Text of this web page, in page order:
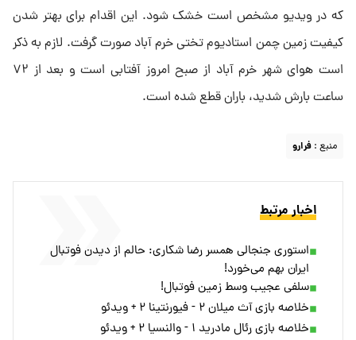
که در ویدیو مشخص است خشک شود. این اقدام برای بهتر شدن
کیفیت زمین چمن استادیوم تختی خرم آباد صورت گرفت. لازم به ذکر
است هوای شهر خرم آباد از صبح امروز آفتابی است و بعد از ۷۲
ساعت بارش شدید، باران قطع شده است.
منبع : فرارو
اخبار مرتبط
استوری جنجالی همسر رضا شکاری: حالم از دیدن فوتبال
ایران بهم می‌خورد!
سلفی عجیب وسط زمین فوتبال!
خلاصه بازی آث میلان ۲ - فیورنتینا ۲ + ویدئو
خلاصه بازی رئال مادرید ۱ - والنسیا ۲ + ویدئو